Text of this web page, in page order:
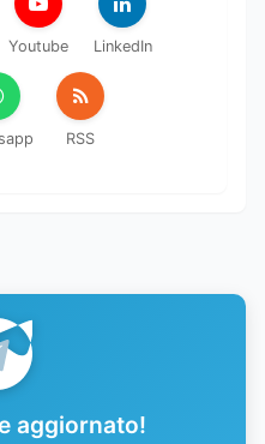
Youtube LinkedIn
RSS
aggiornato!